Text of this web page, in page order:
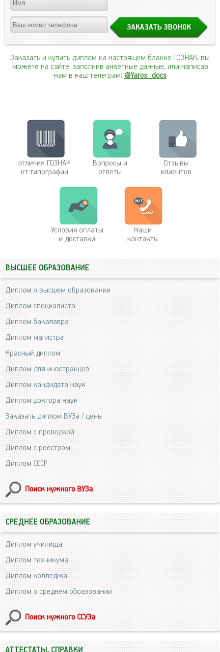
Заказать и купить диплом на настоящем бланке ГОЗНАК, вы
можете на сайте, заполнив анкетные данные, или написав
нам в наш телеграм: @Yaros_docs
отличия ГОЗНАК
от типографии
Вопросы и
ответы
Отзывы
клиентов
Условия оплаты
и доставки
Наши
контакты
ВЫСШЕЕ ОБРАЗОВАНИЕ
Диплом о высшем образовании
Диплом специалиста
Диплом бакалавра
Диплом магистра
Красный диплом
Диплом для иностранцев
Диплом кандидата наук
Диплом доктора наук
Заказать диплом ВУЗа / цены
Диплом с проводкой
Диплом с реестром
Диплом СССР
Поиск нужного ВУЗа
СРЕДНЕЕ ОБРАЗОВАНИЕ
Диплом училища
Диплом техникума
Диплом колледжа
Диплом о среднем образовании
Поиск нужного ССУЗа